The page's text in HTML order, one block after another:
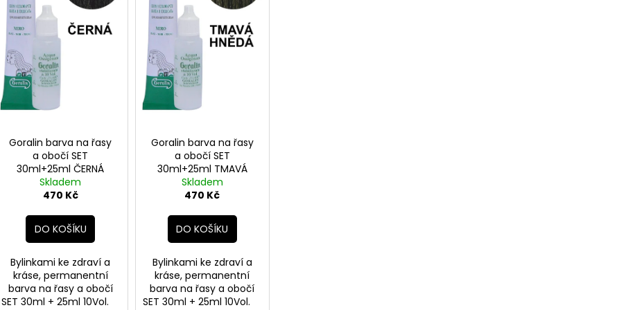
o
u
k
t
ů
p
o
d
u
k
Goralin barva na řasy
a obočí SET
30ml+25ml ČERNÁ
Skladem
470 Kč
DO KOŠÍKU
Bylinkami ke zdraví a
kráse, permanentní
barva na řasy a obočí
SET 30ml + 25ml 10Vol.
Goralin barva na řasy
a obočí SET
30ml+25ml TMAVÁ
HNĚDÁ
Skladem
470 Kč
DO KOŠÍKU
Bylinkami ke zdraví a
kráse, permanentní
barva na řasy a obočí
SET 30ml + 25ml 10Vol.
BODY BY SIMONA MELOUN ORGANICKÉ
RUČNĚ VYRÁBĚNÉ BAMBUCKÉ MÁSLO
200ML
749 Kč
BODY BY SIMONA PAPAYA ORGANICKÉ
RUČNĚ VYRÁBĚNÉ BAMBUCKÉ MÁSLO
200ML
749 Kč